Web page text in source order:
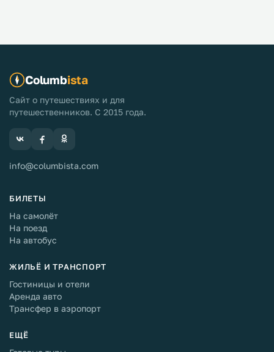
Columbista
Сайт о путешествиях и для
путешественников. С 2015 года.
info@columbista.com
БИЛЕТЫ
На самолёт
На поезд
На автобус
ЖИЛЬЁ И ТРАНСПОРТ
Гостиницы и отели
Аренда авто
Трансфер в аэропорт
ЕЩЁ